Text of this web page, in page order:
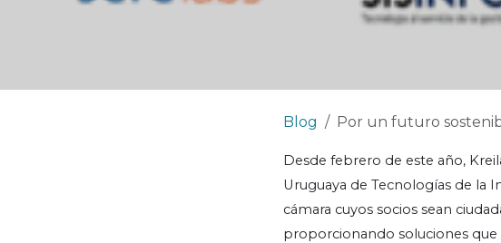
Blog Por un futuro
Desde febrero de este año,
Uruguaya de Tecnologías de la
cámara cuyos socios sean
proporcionando soluciones que